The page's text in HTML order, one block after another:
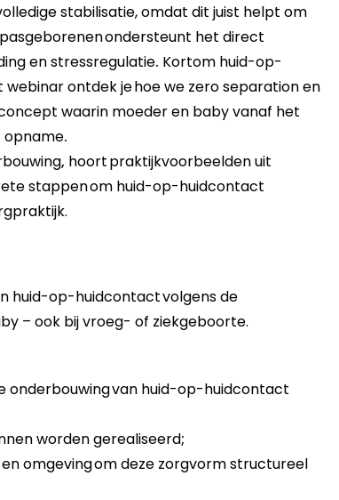
stabilisatie, omdat dit juist helpt om
ondersteunt het direct
en stressregulatie. Kortom huid-op-
webinar ontdek jehoe we zero separation en
waarin moeder en baby vanaf het
opname.
, hoortpraktijkvoorbeelden uit
stappenom huid-op-huidcontact
huid-op-huidcontactvolgens de
– ook bij vroeg- of ziekgeboorte.
onderbouwingvan huid-op-huidcontact
worden gerealiseerd;
omgevingom deze zorgvorm structureel